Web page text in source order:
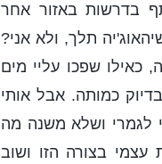
בדרשות באזור אחר
תלך, ולא אני?
כאילו שפכו עליי מים
כמותה. אבל אותי
לגמרי ושלא משנה מה
בצורה הזו ושוב